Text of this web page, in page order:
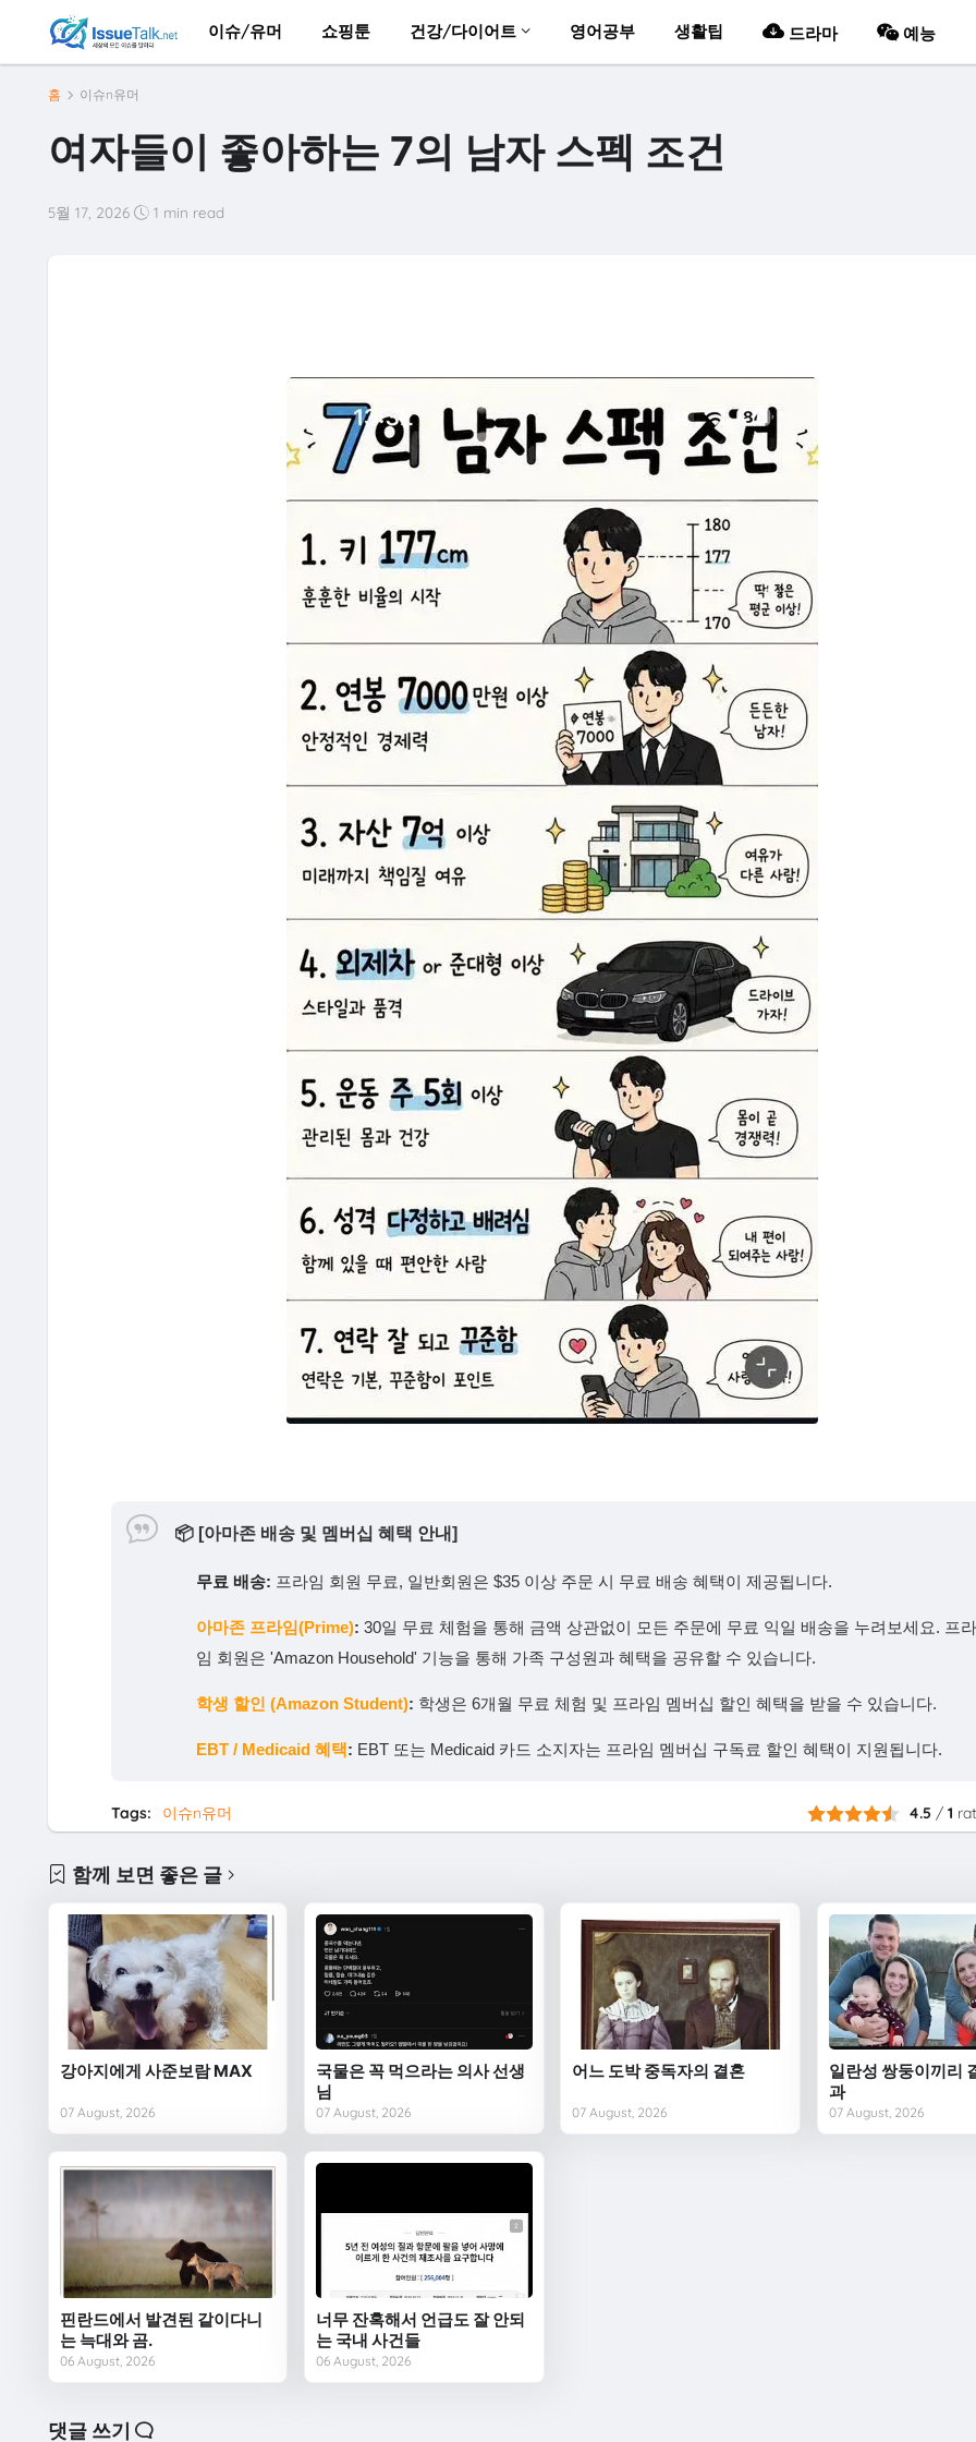
이슈/유머 쇼핑툰 건강/다이어트 영어공부 생활팁 드라마 예능
홈 이슈n유머
여자들이 좋아하는 7의 남자 스펙 조건
5월 17, 2026 1 min read
📦 [아마존 배송 및 멤버십 혜택 안내]
무료 배송: 프라임 회원 무료, 일반회원은 $35 이상 주문 시 무료 배송 혜택이 제공됩니다.
아마존 프라임(Prime): 30일 무료 체험을 통해 금액 상관없이 모든 주문에 무료 익일 배송을 누려보세요. 프
임 회원은 'Amazon Household' 기능을 통해 가족 구성원과 혜택을 공유할 수 있습니다.
학생 할인 (Amazon Student): 학생은 6개월 무료 체험 및 프라임 멤버십 할인 혜택을 받을 수 있습니다.
EBT / Medicaid 혜택: EBT 또는 Medicaid 카드 소지자는 프라임 멤버십 구독료 할인 혜택이 지원됩니다.
Tags: 이슈n유머 4.5 /1
함께 보면 좋은 글
강아지에게 사준보람 MAX
07 August, 2026
국물은 꼭 먹으라는 의사 선생
님
07 August, 2026
어느 도박 중독자의 결혼
07 August, 2026
일란성 쌍둥이끼리
과
07 August, 2026
핀란드에서 발견된 같이다니
는 늑대와 곰.
06 August, 2026
너무 잔혹해서 언급도 잘 안되
는 국내 사건들
06 August, 2026
댓글 쓰기